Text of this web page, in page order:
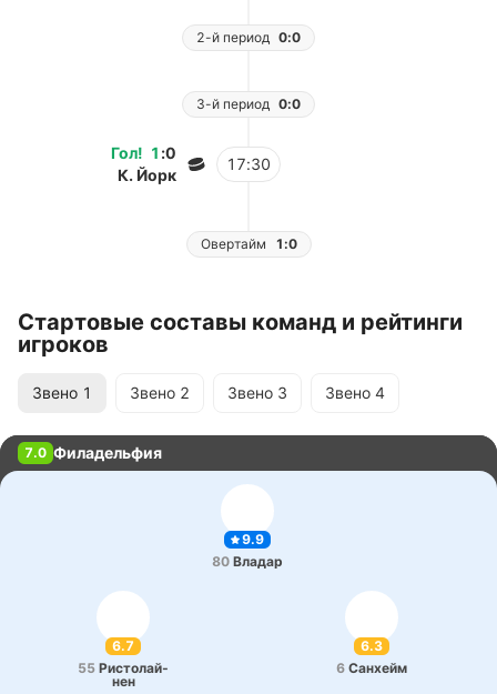
2-й период 0:0
3-й период 0:0
Гол! 1 :0
К. Йорк
17:30
Овертайм 1:0
Стартовые составы команд и рейтинги
игроков
Звено 1 Звено 2 Звено 3 Звено 4
7.0 Филадельфия
9.9
80 Владар
6.3
6 Са­нхейм
6.7
55 Ри­сто­лай­
нен